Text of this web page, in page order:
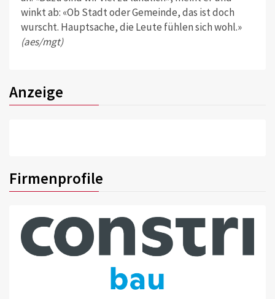
winkt ab: «Ob Stadt oder Gemeinde, das ist doch
wurscht. Hauptsache, die Leute fühlen sich wohl.»
(aes/mgt)
Anzeige
Firmenprofile